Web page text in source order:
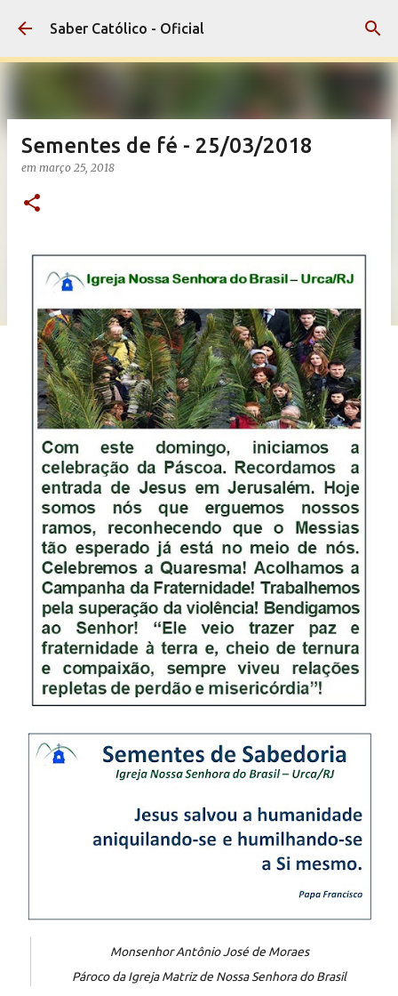
Pular para o conteúdo principal
Saber Católico - Oficial
Sementes de fé - 25/03/2018
em março 25, 2018
Monsenhor Antônio José de Moraes
Pároco da Igreja Matriz de Nossa Senhora do Brasil